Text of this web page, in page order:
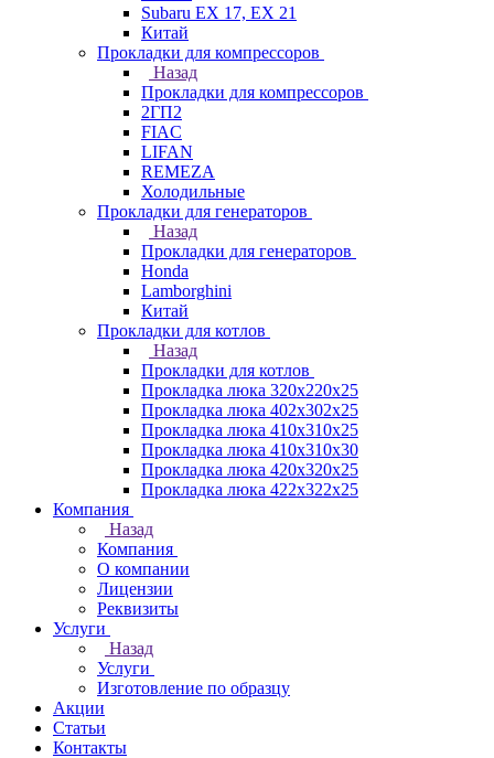
Subaru EX 17, EX 21
Китай
Прокладки для компрессоров
Назад
Прокладки для компрессоров
2ГП2
FIAC
LIFAN
REMEZA
Холодильные
Прокладки для генераторов
Назад
Прокладки для генераторов
Honda
Lamborghini
Китай
Прокладки для котлов
Назад
Прокладки для котлов
Прокладка люка 320x220x25
Прокладка люка 402x302x25
Прокладка люка 410x310x25
Прокладка люка 410х310х30
Прокладка люка 420x320x25
Прокладка люка 422x322x25
Компания
Назад
Компания
О компании
Лицензии
Реквизиты
Услуги
Назад
Услуги
Изготовление по образцу
Акции
Статьи
Контакты